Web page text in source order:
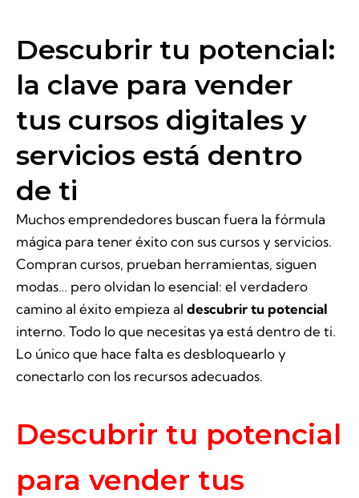
Descubrir tu potencial:
la clave para vender
tus cursos digitales y
servicios está dentro
de ti
Muchos emprendedores buscan fuera la fórmula
mágica para tener éxito con sus cursos y servicios.
Compran cursos, prueban herramientas, siguen
modas… pero olvidan lo esencial: el verdadero
camino al éxito empieza al descubrir tu potencial
interno. Todo lo que necesitas ya está dentro de ti.
Lo único que hace falta es desbloquearlo y
conectarlo con los recursos adecuados.
Descubrir tu potencial
para vender tus